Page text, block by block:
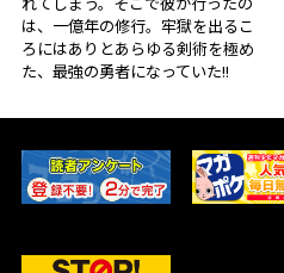
は、一億年の修行。牢獄を出るこ
ろにはありとあらゆる剣術を極め
た、最強の勇者になっていた!!